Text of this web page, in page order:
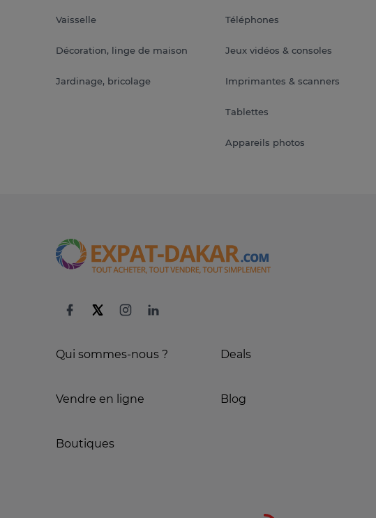
Vaisselle
Décoration, linge de maison
Jardinage, bricolage
Téléphones
Jeux vidéos & consoles
Imprimantes & scanners
Tablettes
Appareils photos
Qui sommes-nous ?
Vendre en ligne
Boutiques
Deals
Blog